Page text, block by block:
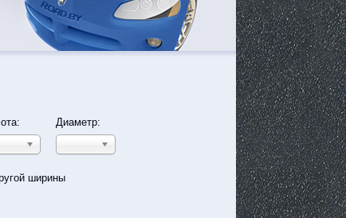
Диаметр:
ширины